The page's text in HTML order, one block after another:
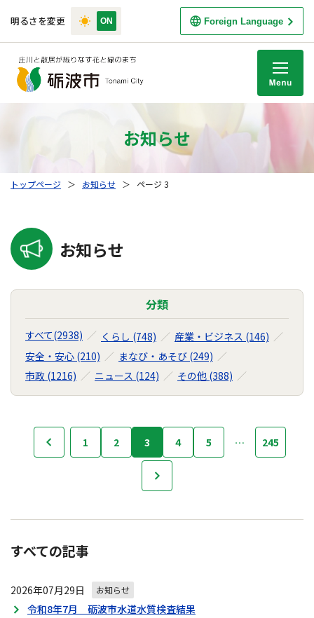
明るさを変更 Foreign Language
お知らせ
トップページ ＞ お知らせ ＞ ページ 3
お知らせ
分類
すべて(2938) くらし (748)
産業・ビジネス (146)
安全・安心 (210)
まなび・あそび (249)
市政 (1216)
ニュース (124) その他 (388)
ゲ
ー
ョ
ン
1 2 3 4 5 … 245
すべての記事
2026年07月29日 お知らせ
令和8年7月 砺波市水道水質検査結果